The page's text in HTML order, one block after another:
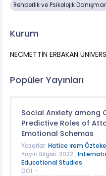
Rehberlik ve Psikolojik
Kurum
NECMETTİN ERBAKAN
Popüler Yayınları
Social Anxiety among
Predictive Roles of
Emotional Schemas
Yazarlar: Hatice İrem
Yayın Bilgisi: 2022 ,
Educational Studies
DOI: -